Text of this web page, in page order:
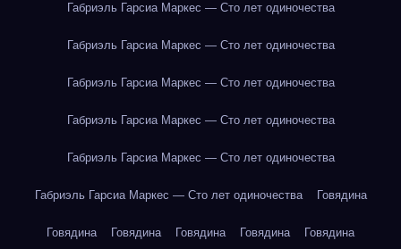
Габриэль Гарсиа Маркес — Сто лет одиночества
Габриэль Гарсиа Маркес — Сто лет одиночества
Габриэль Гарсиа Маркес — Сто лет одиночества
Габриэль Гарсиа Маркес — Сто лет одиночества
Габриэль Гарсиа Маркес — Сто лет одиночества
Габриэль Гарсиа Маркес — Сто лет одиночества Говядина
Говядина Говядина Говядина Говядина Говядина